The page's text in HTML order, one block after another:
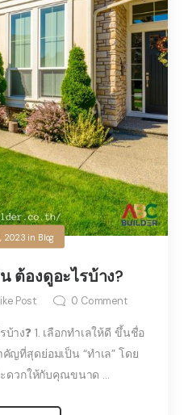
2023 in Blog
ต้องดูอะไรบ้าง?
Post 0 Comment
ง❓ 1. เลือกทำเลให้ดี ขึ้นชื่อ
ญที่สุดย่อมเป็น “ทำเล” โดย
ดวกให้กับคุณขนาด ...